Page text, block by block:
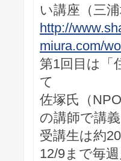
い講座（三
http://
miura.com/
第1回目は「
て
佐塚氏（
の講師で講
受講生は約20
12/9まで毎